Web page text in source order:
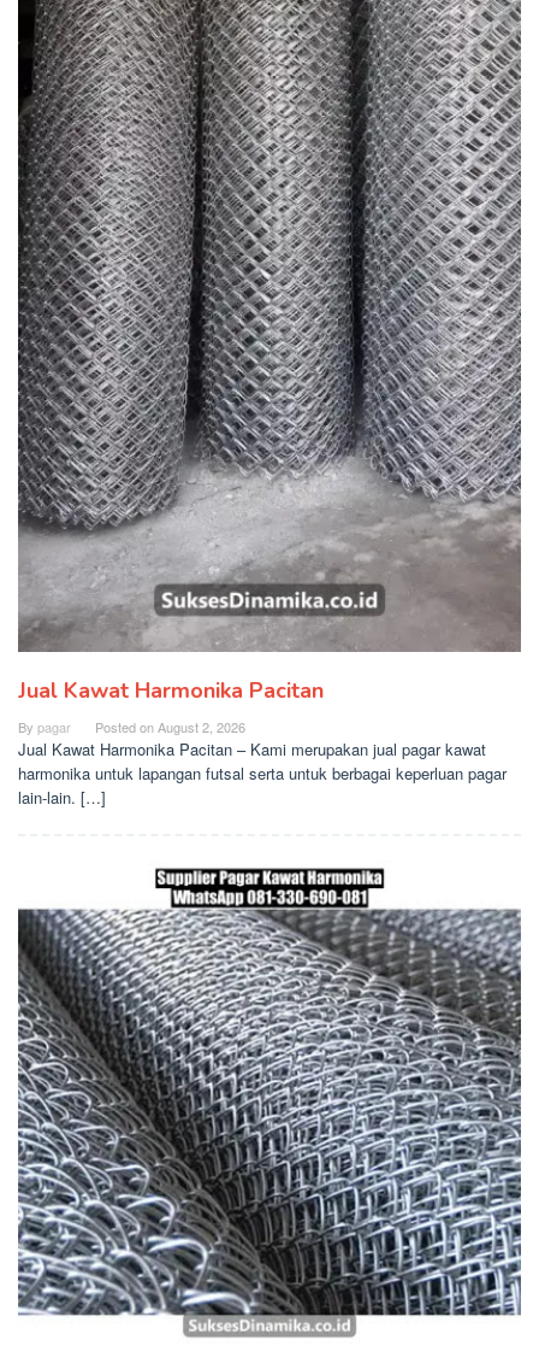
Jual Kawat Harmonika Pacitan
By pagar Posted onAugust 2, 2026
Jual Kawat Harmonika Pacitan – Kami merupakan jual pagar kawat
harmonika untuk lapangan futsal serta untuk berbagai keperluan pagar
lain-lain. […]